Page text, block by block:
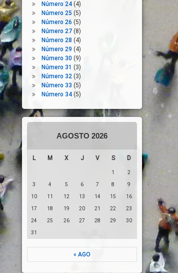
Social En Castilla Y León
Número 24(4)
Número 25 (5)
Número 26 (5)
Número 27(8)
Número 28 (4)
Número 29 (4)
Número 30(9)
Número 31 (3)
Número 32(3)
Número 33 (5)
Número 34(5)
AGOSTO 2026
L M X J V S D
1 2
3 4 5 6 7 8 9
10 11 12 13 14 15 16
17 18 19 20 21 22 23
24 25 26 27 28 29 30
31
« AGO